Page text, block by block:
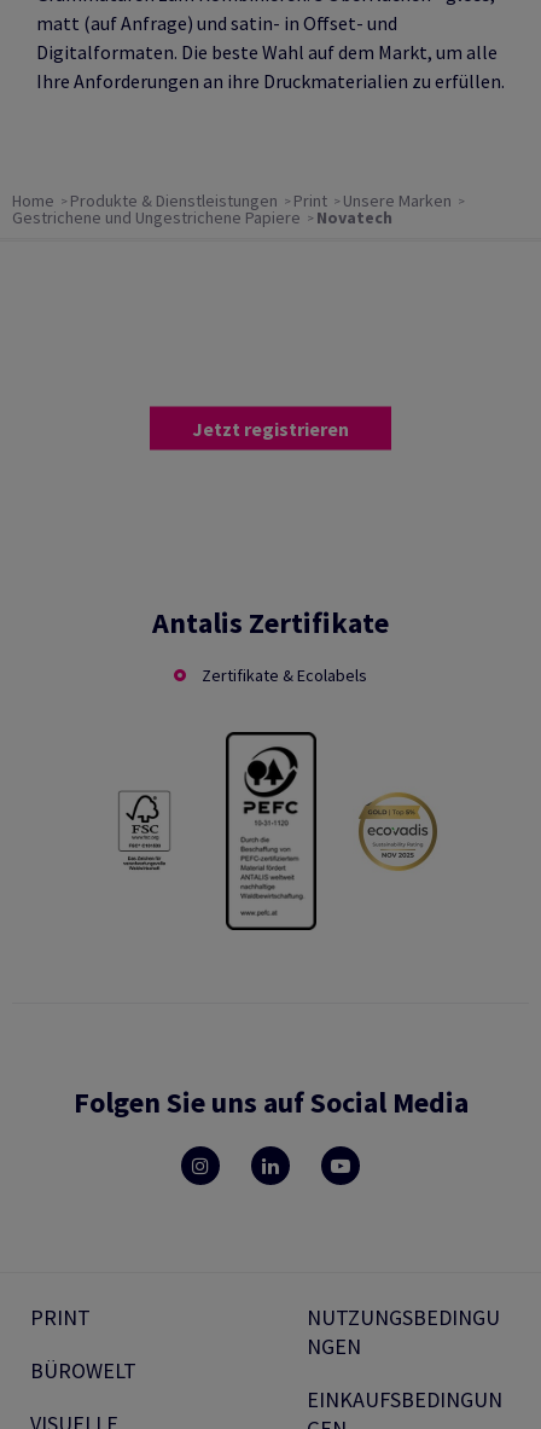
matt (auf Anfrage) und satin- in Offset- und
Digitalformaten. Die beste Wahl auf dem Markt, um alle
Ihre Anforderungen an ihre Druckmaterialien zu erfüllen.
Home Produkte & Dienstleistungen Print Unsere Marken
Gestrichene und Ungestrichene Papiere Novatech
Jetzt registrieren
Antalis Zertifikate
Zertifikate & Ecolabels
Folgen Sie uns auf Social Media
PRINT
BÜROWELT
NUTZUNGSBEDINGU
NGEN
EINKAUFSBEDINGUN